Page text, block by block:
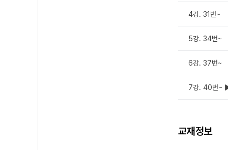
4강. 31번~
5강. 34번~
6강. 37번~
7강. 40번~
교재정보